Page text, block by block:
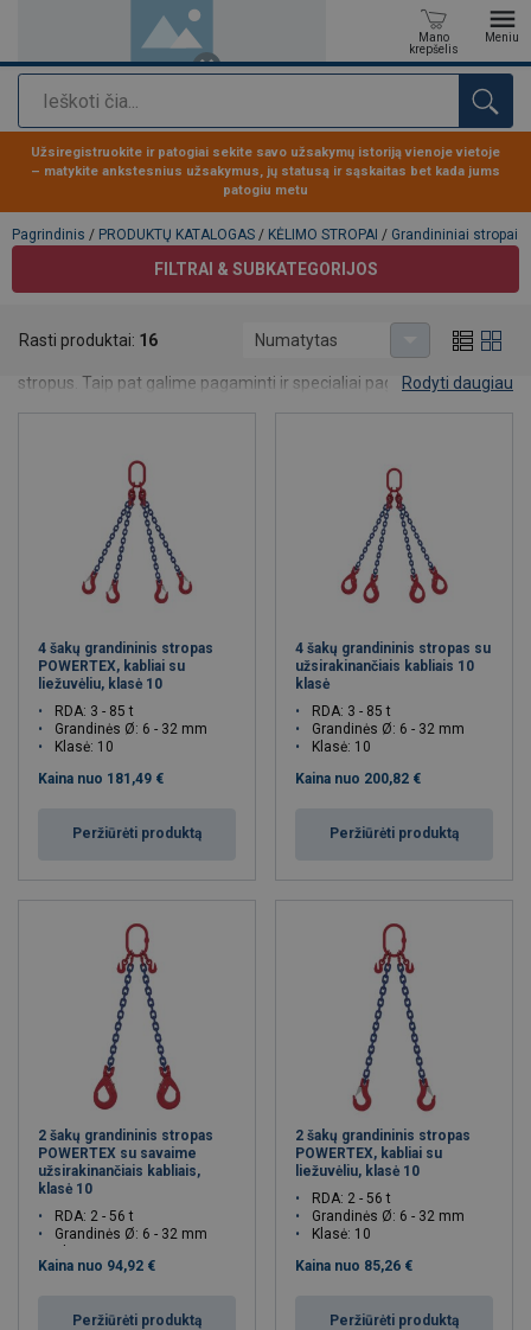
Paieška
Mano
krepšelis
Meniu
Produktas buvo pridėtas prie jūsų užklausos
Užsiregistruokite ir patogiai sekite savo užsakymų istoriją vienoje vietoje
– matykite ankstesnius užsakymus, jų statusą ir sąskaitas bet kada jums
patogiu metu
Pagrindinis / PRODUKTŲ KATALOGAS / KĖLIMO STROPAI / Grandininiai stropai
FILTRAI & SUBKATEGORIJOS
Šiame skyriuje surasite dažniausiai naudojamus grandinius
stropus. Taip pat galime pagaminti ir specialiai pagal Jūsų poreiki
Registruokitės mūsų tinklapyje paskyrai gauti! Susikurdami
paskyrą užsakymus galėsite pateikti greičiau, žinoti užsakymų
būseną bei sekti visų savo užsakymų istoriją.
Prisijungti/Registruotis
Rodyti daugiau
Rasti produktai: 16 Numatytas
4 šakų grandininis stropas
POWERTEX, kabliai su
liežuvėliu, klasė 10
RDA: 3 - 85 t
Grandinės Ø: 6 - 32 mm
Klasė: 10
Kaina nuo 181,49 €
Peržiūrėti produktą
4 šakų grandininis stropas su
užsirakinančiais kabliais 10
klasė
RDA: 3 - 85 t
Grandinės Ø: 6 - 32 mm
Klasė: 10
Kaina nuo 200,82 €
Peržiūrėti produktą
2 šakų grandininis stropas
POWERTEX su savaime
užsirakinančiais kabliais,
klasė 10
RDA: 2 - 56 t
Grandinės Ø: 6 - 32 mm
Kaina nuo 94,92 €
Peržiūrėti produktą
2 šakų grandininis stropas
POWERTEX, kabliai su
liežuvėliu, klasė 10
RDA: 2 - 56 t
Grandinės Ø: 6 - 32 mm
Klasė: 10
Kaina nuo 85,26 €
Peržiūrėti produktą